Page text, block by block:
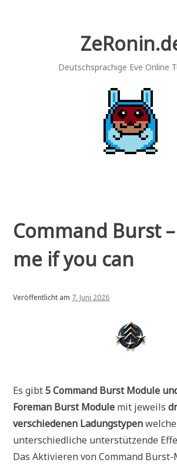
Deutschsprachige Eve Online
Command Burst
me if you can
Veröffentlicht am 7. Juni 2026
Es gibt5 Command Burst Module
Foreman BurstModule mit jeweils
verschiedenen Ladungstypenwelche
unterschiedliche unterstützende
Das Aktivieren von Command